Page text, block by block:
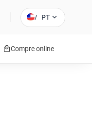
/ PT expand_more
local_mallCompre online